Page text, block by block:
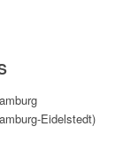
Eidelstedt)